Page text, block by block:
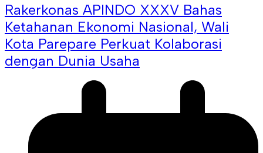
Rakerkonas APINDO XXXV Bahas
Ketahanan Ekonomi Nasional, Wali
Kota Parepare Perkuat Kolaborasi
dengan Dunia Usaha